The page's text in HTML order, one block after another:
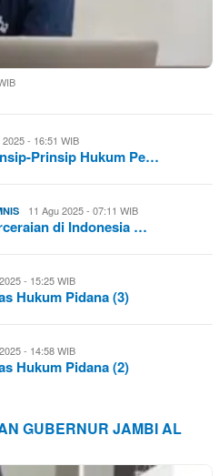
- 16:51 WIB
Prinsip Hukum Pe…
11 Agu 2025 - 07:11 WIB
di Indonesia …
- 15:25 WIB
Hukum Pidana (3)
- 14:58 WIB
Hukum Pidana (2)
GUBERNUR JAMBI AL